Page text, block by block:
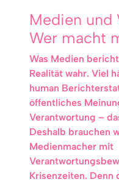
Medien und
Wer macht
Was Medien
Realität wahr. Viel
human
öffentliches
Verantwortung –
Deshalb brauchen
Medienmacher mit
Krisenzeiten. Denn